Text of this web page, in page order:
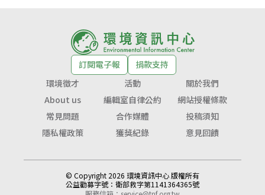
訂閱電子報
捐款支持
環境徵才
活動
關於我們
About us
編輯室自律公約
網站授權條款
常見問題
合作媒體
投稿須知
隱私權政策
獲獎紀錄 意見回饋
© Copyright 2026 環境資訊中心 版權所有
公益勸募字號： 衛部救字第1141364365號